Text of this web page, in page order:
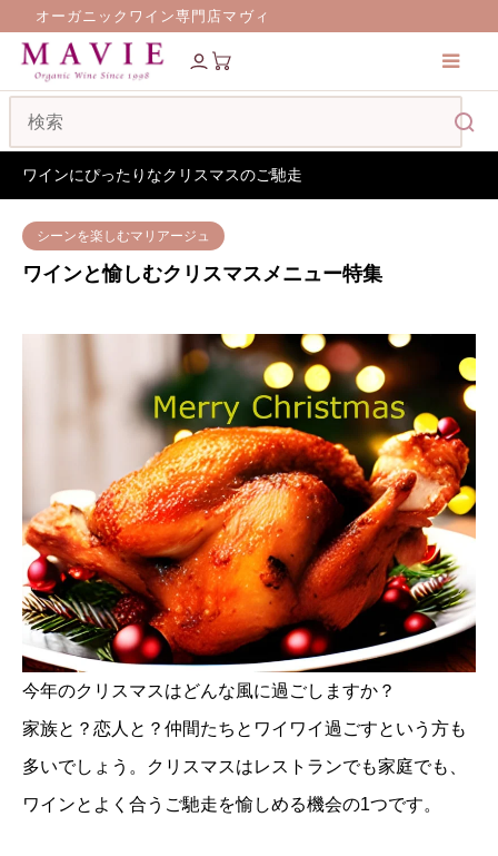
オーガニックワイン専門店マヴィ
特集ページ
ワインにぴったりなクリスマスのご馳走
シーンを楽しむマリアージュ
ワインと愉しむクリスマスメニュー特集
今年のクリスマスはどんな風に過ごしますか？
家族と？恋人と？仲間たちとワイワイ過ごすという方も
多いでしょう。クリスマスはレストランでも家庭でも、
ワインとよく合うご馳走を愉しめる機会の1つです。